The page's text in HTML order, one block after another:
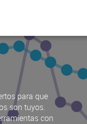
para que
son tuyos.
con